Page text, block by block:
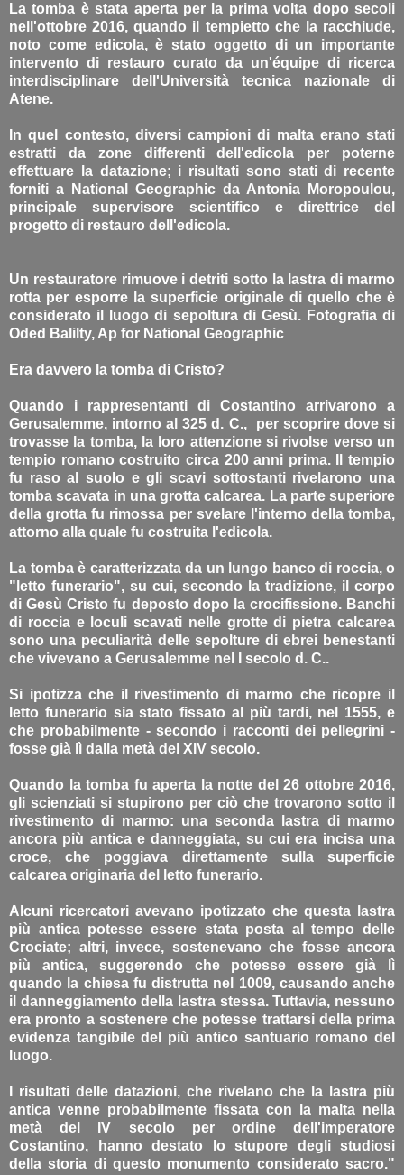
La tomba è stata aperta per la prima volta dopo secoli
nell'ottobre 2016, quando il tempietto che la racchiude,
noto come edicola, è stato oggetto di un importante
intervento di restauro curato da un'équipe di ricerca
interdisciplinare dell'Università tecnica nazionale di
Atene.
In quel contesto, diversi campioni di malta erano stati
estratti da zone differenti dell'edicola per poterne
effettuare la datazione; i risultati sono stati di recente
forniti a National Geographic da Antonia Moropoulou,
principale supervisore scientifico e direttrice del
progetto di restauro dell'edicola.
Un restauratore rimuove i detriti sotto la lastra di marmo
rotta per esporre la superficie originale di quello che è
considerato il luogo di sepoltura di Gesù. Fotografia di
Oded Balilty, Ap for National Geographic
Era davvero la tomba di Cristo?
Quando i rappresentanti di Costantino arrivarono a
Gerusalemme, intorno al 325 d. C., per scoprire dove si
trovasse la tomba, la loro attenzione si rivolse verso un
tempio romano costruito circa 200 anni prima. Il tempio
fu raso al suolo e gli scavi sottostanti rivelarono una
tomba scavata in una grotta calcarea. La parte superiore
della grotta fu rimossa per svelare l'interno della tomba,
attorno alla quale fu costruita l'edicola.
La tomba è caratterizzata da un lungo banco di roccia, o
"letto funerario", su cui, secondo la tradizione, il corpo
di Gesù Cristo fu deposto dopo la crocifissione. Banchi
di roccia e loculi scavati nelle grotte di pietra calcarea
sono una peculiarità delle sepolture di ebrei benestanti
che vivevano a Gerusalemme nel I secolo d. C..
Si ipotizza che il rivestimento di marmo che ricopre il
letto funerario sia stato fissato al più tardi, nel 1555, e
che probabilmente - secondo i racconti dei pellegrini -
fosse già lì dalla metà del XIV secolo.
Quando la tomba fu aperta la notte del 26 ottobre 2016,
gli scienziati si stupirono per ciò che trovarono sotto il
rivestimento di marmo: una seconda lastra di marmo
ancora più antica e danneggiata, su cui era incisa una
croce, che poggiava direttamente sulla superficie
calcarea originaria del letto funerario.
Alcuni ricercatori avevano ipotizzato che questa lastra
più antica potesse essere stata posta al tempo delle
Crociate; altri, invece, sostenevano che fosse ancora
più antica, suggerendo che potesse essere già lì
quando la chiesa fu distrutta nel 1009, causando anche
il danneggiamento della lastra stessa. Tuttavia, nessuno
era pronto a sostenere che potesse trattarsi della prima
evidenza tangibile del più antico santuario romano del
luogo.
I risultati delle datazioni, che rivelano che la lastra più
antica venne probabilmente fissata con la malta nella
metà del IV secolo per ordine dell'imperatore
Costantino, hanno destato lo stupore degli studiosi
della storia di questo monumento considerato sacro."